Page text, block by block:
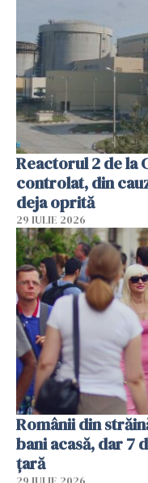
Reactorul 2 de la
controlat, din
deja oprită
29 IULIE 2026
Românii din
bani acasă, dar 7
țară